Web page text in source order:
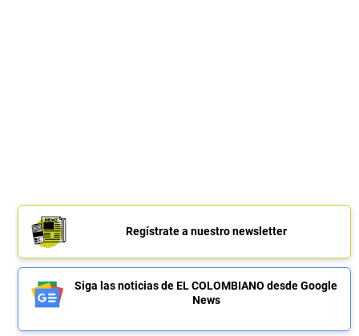
Regístrate a nuestro newsletter
Siga las noticias de EL COLOMBIANO desde Google
News